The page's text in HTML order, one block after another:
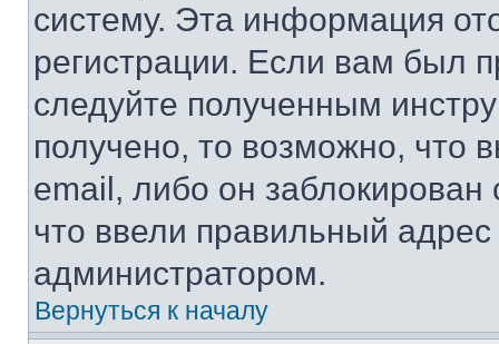
систему. Эта информация
регистрации. Если вам был
следуйте полученным
получено, то возможно, что
email, либо он
что ввели правильный адрес
администратором.
Вернуться к началу